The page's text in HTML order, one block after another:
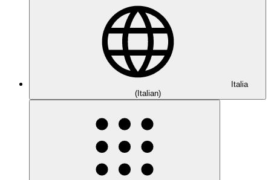
Italia
(Italian)